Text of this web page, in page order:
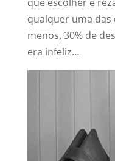
qualquer uma das
menos, 30% de
era infeliz…